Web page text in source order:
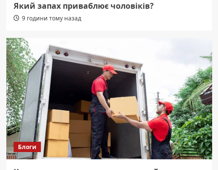
Який запах приваблює чоловіків?
9 години тому назад
Блоги